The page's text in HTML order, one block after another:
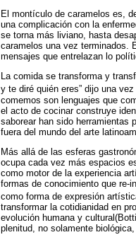
El montículo de caramelos es,
una complicación con la
se torna más liviano, hasta
caramelos una vez terminados.
mensajes que entrelazan lo
La comida se transforma y
y te diré quién eres” dijo una
comemos son lenguajes que
el acto de cocinar construye
saborear han sido herramientas
fuera del mundo del arte
Más allá de las esferas
ocupa cada vez más espacios
como motor de la experiencia
formas de conocimiento que re-
como forma de expresión
transformar la cotidianidad en
evolución humana y
plenitud, no solamente